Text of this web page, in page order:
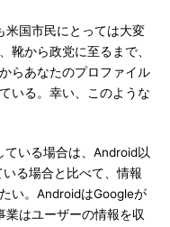
国市民にとっては大変
靴から政党に至るまで、
らあなたのプロファイル
いる。幸い、このような
いる場合は、Android以
る場合と比べて、情報
い。AndroidはGoogleが
業はユーザーの情報を収